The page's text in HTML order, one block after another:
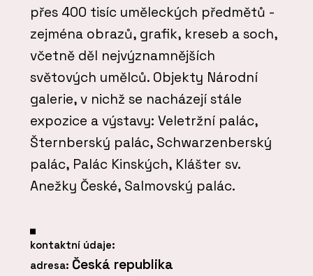
přes 400 tisíc uměleckých předmětů -
zejména obrazů, grafik, kreseb a soch,
včetně děl nejvýznamnějších
světových umělců. Objekty Národní
galerie, v nichž se nacházejí stále
expozice a výstavy: Veletržní palác,
Šternberský palác, Schwarzenberský
palác, Palác Kinských, Klášter sv.
Anežky České, Salmovský palác.
kontaktní údaje:
adresa: Česká republika